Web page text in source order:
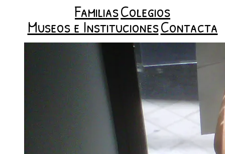
FamiliasColegios
Museos e InstitucionesContacta